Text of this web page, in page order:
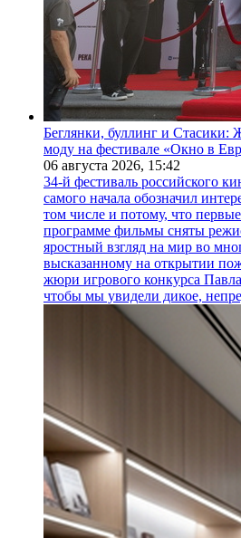
Беглянки, буллинг и Стасики:
моду на фестивале «Окно в
06 августа 2026, 15:42
34-й фестиваль российского
самого начала обозначил
том числе и потому, что
программе фильмы сняты
яростный взгляд на мир во
высказанному на открытии
жюри игрового конкурса
чтобы мы увидели дикое,